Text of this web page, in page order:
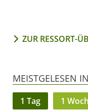
ZUR RESSORT-
MEISTGELESEN
1 Tag 1